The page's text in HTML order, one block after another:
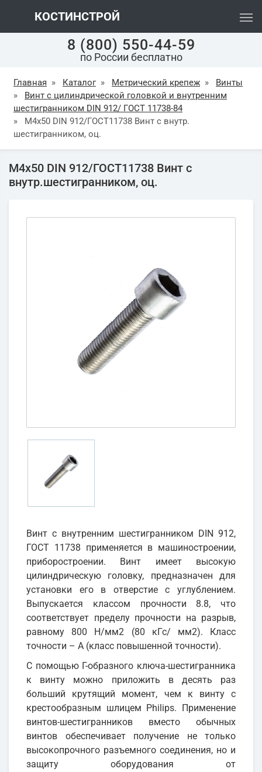
КОСТИНСТРОЙ
8 (800) 550-44-59
по России бесплатно
Главная » Каталог » Метрический крепеж »
Винты
»
Винт с цилиндрической головкой и внутренним
шестигранником DIN 912/ ГОСТ 11738-84
»
М4х50 DIN 912/ГОСТ11738 Винт с внутр.
шестигранником, оц.
М4х50 DIN 912/ГОСТ11738 Винт с
внутр.шестигранником, оц.
Винт с внутренним шестигранником DIN 912,
ГОСТ 11738 применяется в машиностроении,
приборостроении. Винт имеет высокую
цилиндрическую головку, предназначен для
установки его в отверстие с углублением.
Выпускается классом прочности 8.8, что
соответствует пределу прочности на разрыв,
равному 800 Н/мм2 (80 кГс/ мм2). Класс
точности – А (класс повышенной точности).
С помощью Г-образного ключа-шестигранника
к винту можно приложить в десять раз
больший крутящий момент, чем к винту с
крестообразным шлицем Philips. Применение
винтов-шестигранников вместо обычных
винтов обеспечивает получение не только
высокопрочного разъемного соединения, но и
защиту оборудования от